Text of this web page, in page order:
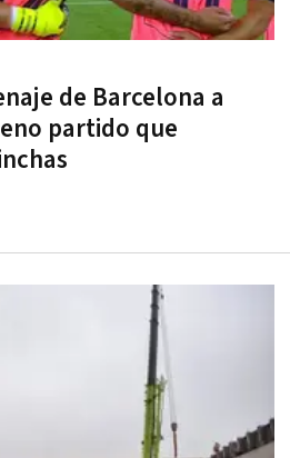
de Barcelona a
partido que